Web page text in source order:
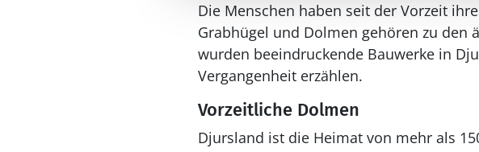
Die Menschen haben seit der Vorzeit
Grabhügel und Dolmen gehören zu den
wurden beeindruckende Bauwerke in
Vergangenheit erzählen.
Vorzeitliche Dolmen
Djursland ist die Heimat von mehr als